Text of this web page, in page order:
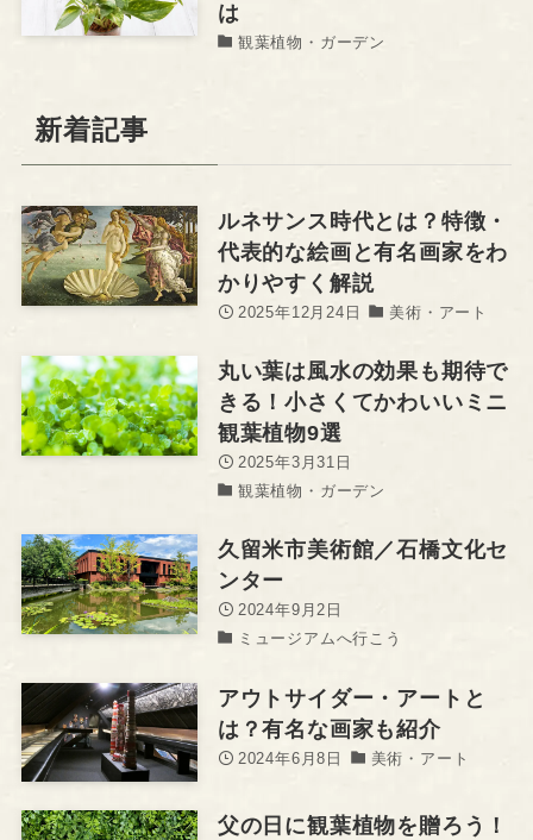
は
観葉植物・ガーデン
新着記事
ルネサンス時代とは？特徴・
代表的な絵画と有名画家をわ
かりやすく解説
2025年12月24日 美術・アート
丸い葉は風水の効果も期待で
きる！小さくてかわいいミニ
観葉植物9選
2025年3月31日
観葉植物・ガーデン
久留米市美術館／石橋文化セ
ンター
2024年9月2日
ミュージアムへ行こう
アウトサイダー・アートと
は？有名な画家も紹介
2024年6月8日 美術・アート
父の日に観葉植物を贈ろう！